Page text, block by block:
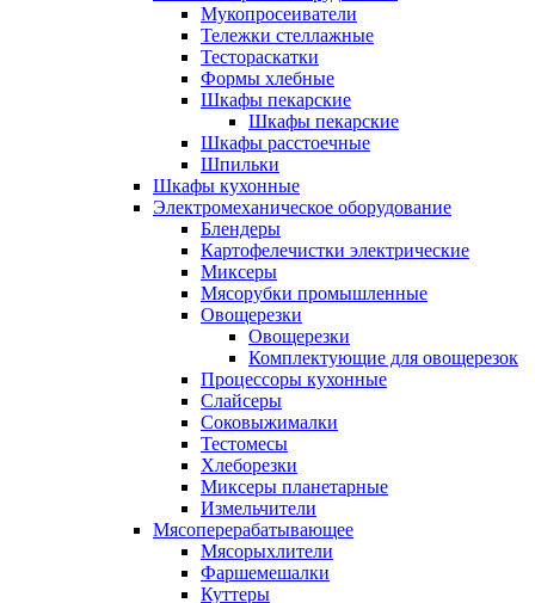
Мукопросеиватели
Тележки стеллажные
Тестораскатки
Формы хлебные
Шкафы пекарские
Шкафы пекарские
Шкафы расстоечные
Шпильки
Шкафы кухонные
Электромеханическое оборудование
Блендеры
Картофелечистки электрические
Миксеры
Мясорубки промышленные
Овощерезки
Овощерезки
Комплектующие для овощерезок
Процессоры кухонные
Слайсеры
Соковыжималки
Тестомесы
Хлеборезки
Миксеры планетарные
Измельчители
Мясоперерабатывающее
Мясорыхлители
Фаршемешалки
Куттеры